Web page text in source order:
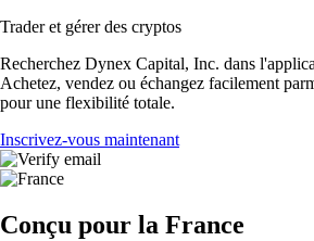
Trader et gérer des cryptos
Recherchez Dynex Capital, Inc. dans
Achetez, vendez ou échangez facilement
pour une flexibilité totale.
Inscrivez-vous maintenant
Conçu pour la France